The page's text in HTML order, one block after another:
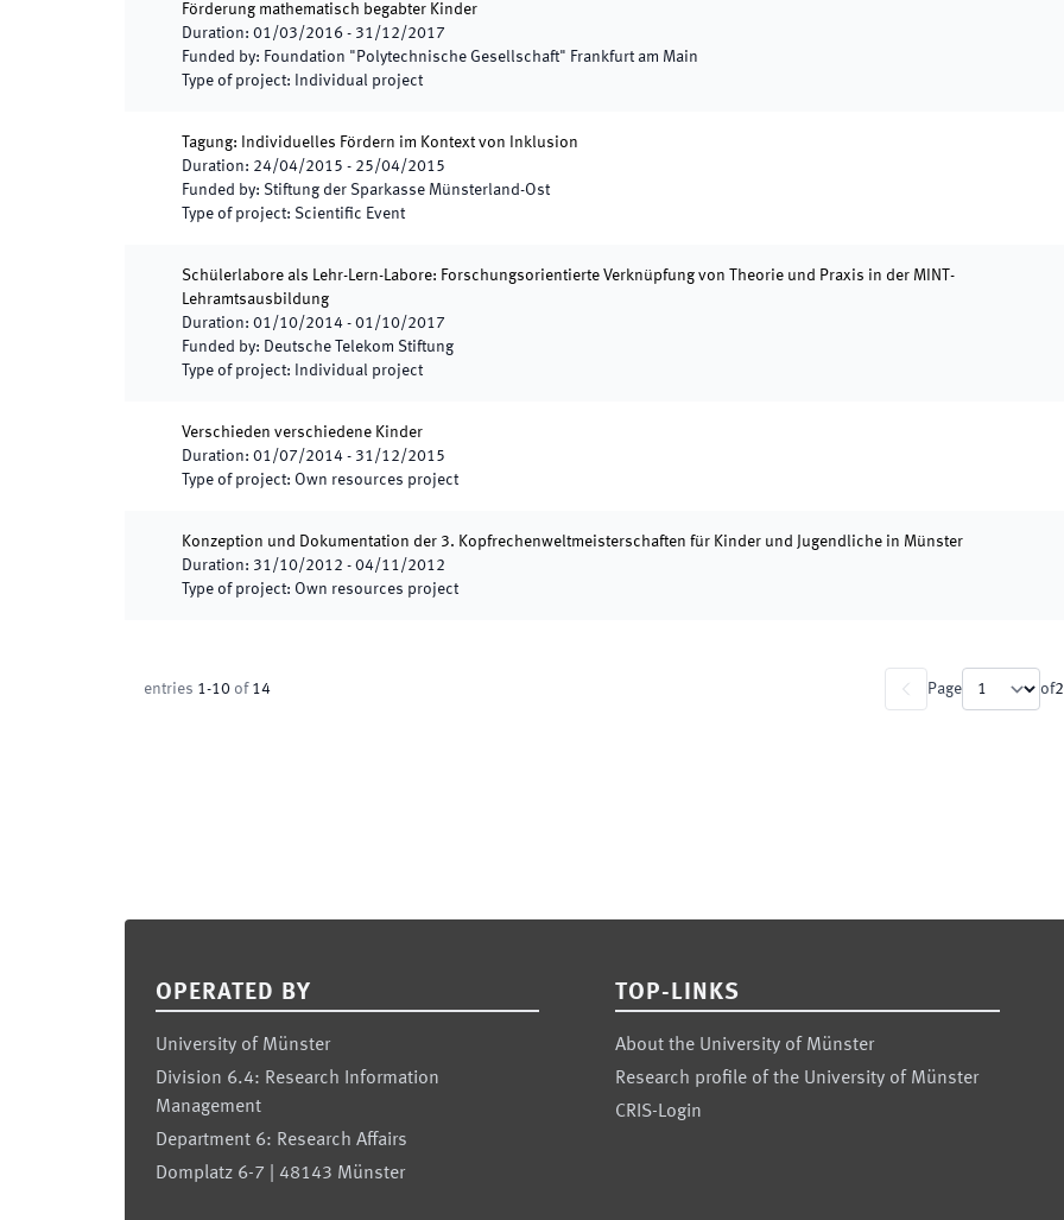
Förderung mathematisch begabter Kinder
Duration: 01/03/2016 - 31/12/2017
Funded by: Foundation "Polytechnische Gesellschaft" Frankfurt am Main
Type of project: Individual project
Tagung: Individuelles Fördern im Kontext von Inklusion
Duration: 24/04/2015 - 25/04/2015
Funded by: Stiftung der Sparkasse Münsterland-Ost
Type of project: Scientific Event
Schülerlabore als Lehr-Lern-Labore: Forschungsorientierte Verknüpfung von Theorie und Praxis in der MINT-
Lehramtsausbildung
Duration: 01/10/2014 - 01/10/2017
Funded by: Deutsche Telekom Stiftung
Type of project: Individual project
Verschieden verschiedene Kinder
Duration: 01/07/2014 - 31/12/2015
Type of project: Own resources project
Konzeption und Dokumentation der 3. Kopfrechenweltmeisterschaften für Kinder und Jugendliche in Münster
Duration: 31/10/2012 - 04/11/2012
Type of project: Own resources project
entries 1-10 of 14 Page of2
OPERATED BY
University of Münster
Division 6.4: Research Information
Management
Department 6: Research Affairs
Domplatz 6-7 | 48143 Münster
TOP-LINKS
About the University of Münster
Research profile of the University of Münster
CRIS-Login